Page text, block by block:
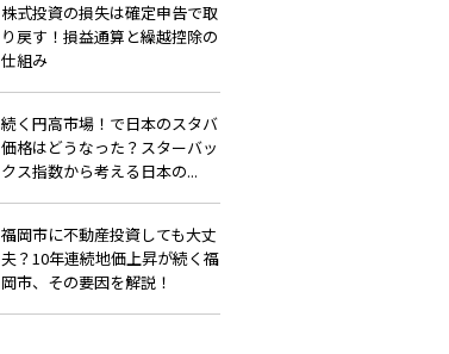
株式投資の損失は確定申告で取
り戻す！損益通算と繰越控除の
仕組み
続く円高市場！で日本のスタバ
価格はどうなった？スターバッ
クス指数から考える日本の...
福岡市に不動産投資しても大丈
夫？10年連続地価上昇が続く福
岡市、その要因を解説！